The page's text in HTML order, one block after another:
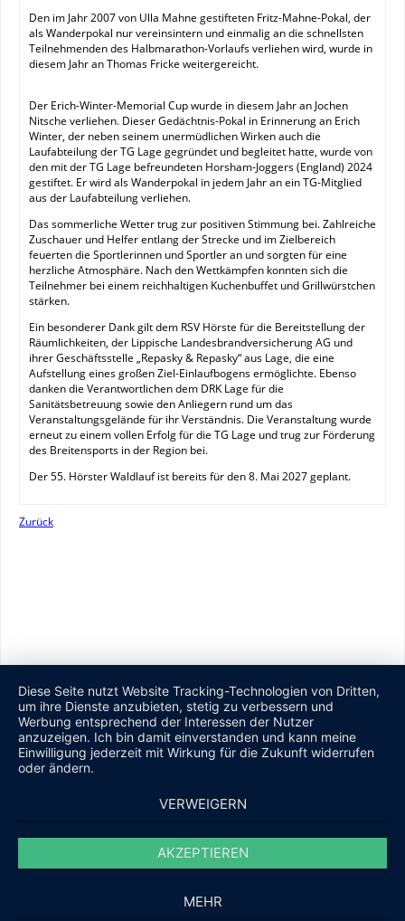
Den im Jahr 2007 von Ulla Mahne gestifteten Fritz-Mahne-Pokal, der
als Wanderpokal nur vereinsintern und einmalig an die schnellsten
Teilnehmenden des Halbmarathon-Vorlaufs verliehen wird, wurde in
diesem Jahr an Thomas Fricke weitergereicht.
Der Erich-Winter-Memorial Cup wurde in diesem Jahr an Jochen
Nitsche verliehen. Dieser Gedächtnis-Pokal in Erinnerung an Erich
Winter, der neben seinem unermüdlichen Wirken auch die
Laufabteilung der TG Lage gegründet und begleitet hatte, wurde von
den mit der TG Lage befreundeten Horsham-Joggers (England) 2024
gestiftet. Er wird als Wanderpokal in jedem Jahr an ein TG-Mitglied
aus der Laufabteilung verliehen.
Das sommerliche Wetter trug zur positiven Stimmung bei. Zahlreiche
Zuschauer und Helfer entlang der Strecke und im Zielbereich
feuerten die Sportlerinnen und Sportler an und sorgten für eine
herzliche Atmosphäre. Nach den Wettkämpfen konnten sich die
Teilnehmer bei einem reichhaltigen Kuchenbuffet und Grillwürstchen
stärken.
Ein besonderer Dank gilt dem RSV Hörste für die Bereitstellung der
Räumlichkeiten, der Lippische Landesbrandversicherung AG und
ihrer Geschäftsstelle „Repasky & Repasky“ aus Lage, die eine
Aufstellung eines großen Ziel-Einlaufbogens ermöglichte. Ebenso
danken die Verantwortlichen dem DRK Lage für die
Sanitätsbetreuung sowie den Anliegern rund um das
Veranstaltungsgelände für ihr Verständnis. Die Veranstaltung wurde
erneut zu einem vollen Erfolg für die TG Lage und trug zur Förderung
des Breitensports in der Region bei.
Der 55. Hörster Waldlauf ist bereits für den 8. Mai 2027 geplant.
Zurück
Diese Seite nutzt Website Tracking-Technologien von Dritten,
um ihre Dienste anzubieten, stetig zu verbessern und
Werbung entsprechend der Interessen der Nutzer
anzuzeigen. Ich bin damit einverstanden und kann meine
Einwilligung jederzeit mit Wirkung für die Zukunft widerrufen
oder ändern.
VERWEIGERN
AKZEPTIEREN
MEHR